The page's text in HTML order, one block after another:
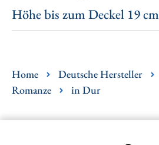
Höhe bis zum Deckel 19 cm
Home Deutsche Hersteller
Romanze
in Dur